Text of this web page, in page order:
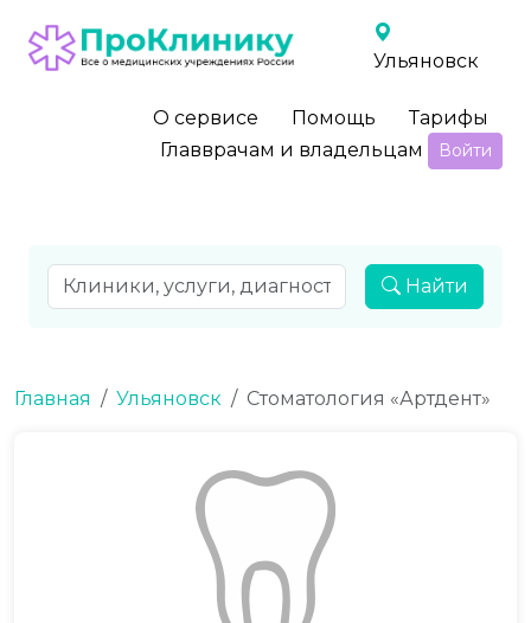
Ульяновск
О сервисе Помощь
Тарифы
Главврачам и владельцам
Войти
Найти
Главная Ульяновск Стоматология «Артдент»